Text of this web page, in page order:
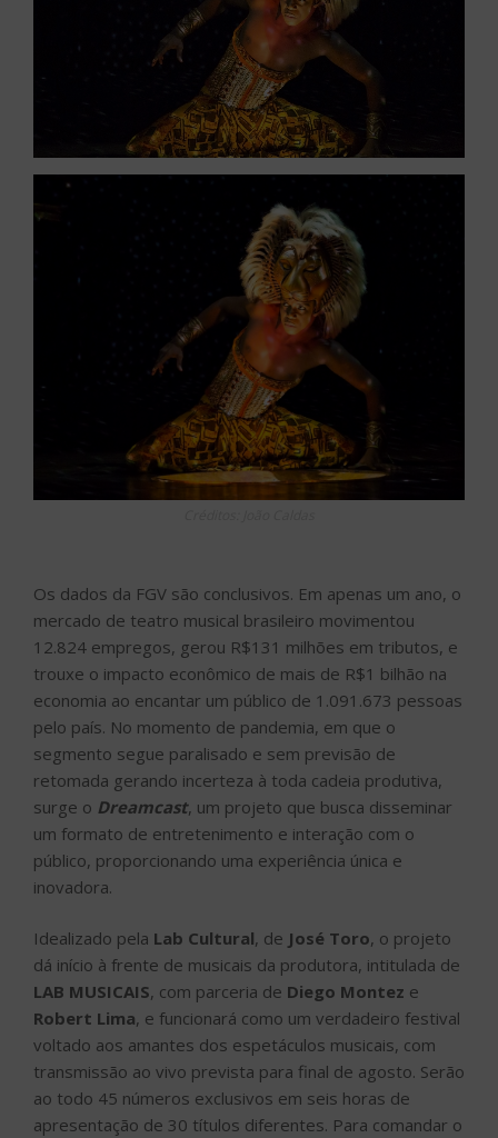
Os dados da FGV são conclusivos. Em apenas um ano, o
mercado de teatro musical brasileiro movimentou
12.824 empregos, gerou R$131 milhões em tributos, e
trouxe o impacto econômico de mais de R$1 bilhão na
economia ao encantar um público de 1.091.673 pessoas
pelo país. No momento de pandemia, em que o
segmento segue paralisado e sem previsão de
retomada gerando incerteza à toda cadeia produtiva,
surge o Dreamcast, um projeto que busca disseminar
um formato de entretenimento e interação com o
público, proporcionando uma experiência única e
inovadora.
Idealizado pela Lab Cultural, de José Toro, o projeto
dá início à frente de musicais da produtora, intitulada de
LAB MUSICAIS, com parceria de Diego Montez e
Robert Lima, e funcionará como um verdadeiro festival
voltado aos amantes dos espetáculos musicais, com
transmissão ao vivo prevista para final de agosto. Serão
ao todo 45 números exclusivos em seis horas de
apresentação de 30 títulos diferentes. Para comandar o